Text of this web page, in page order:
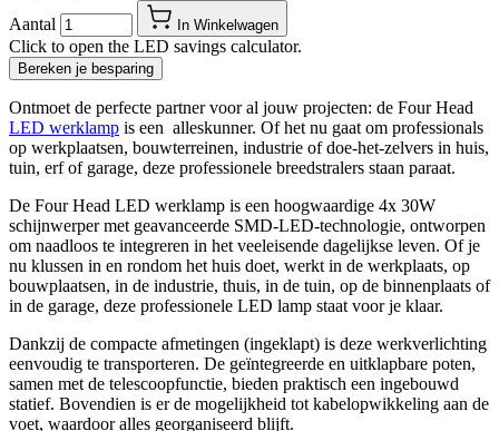
Aantal In Winkelwagen
Click to open the LED savings calculator.
Bereken je besparing
Ontmoet de perfecte partner voor al jouw projecten: de Four Head
LED werklamp is een alleskunner. Of het nu gaat om professionals
op werkplaatsen, bouwterreinen, industrie of doe-het-zelvers in huis,
tuin, erf of garage, deze professionele breedstralers staan paraat.
De Four Head LED werklamp is een hoogwaardige 4x 30W
schijnwerper met geavanceerde SMD-LED-technologie, ontworpen
om naadloos te integreren in het veeleisende dagelijkse leven. Of je
nu klussen in en rondom het huis doet, werkt in de werkplaats, op
bouwplaatsen, in de industrie, thuis, in de tuin, op de binnenplaats of
in de garage, deze professionele LED lamp staat voor je klaar.
Dankzij de compacte afmetingen (ingeklapt) is deze werkverlichting
eenvoudig te transporteren. De geïntegreerde en uitklapbare poten,
samen met de telescoopfunctie, bieden praktisch een ingebouwd
statief. Bovendien is er de mogelijkheid tot kabelopwikkeling aan de
voet, waardoor alles georganiseerd blijft.